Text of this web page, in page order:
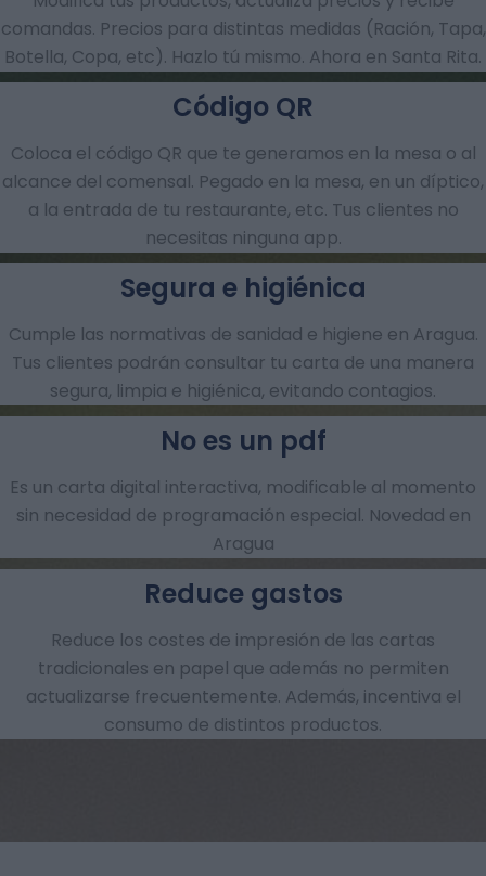
comandas.​ Precios para distintas medidas (Ración, Tapa,
Botella, Copa, etc). Hazlo tú mismo. Ahora en Santa Rita.
Coloca el código QR que te generamos en la mesa o al
alcance del comensal. Pegado en la mesa, en un díptico,
a la entrada de tu restaurante, etc. Tus clientes no
necesitas ninguna app.
Código QR
Cumple las normativas de sanidad e higiene en Aragua.
Tus clientes podrán consultar tu carta de una manera
segura, limpia e higiénica, evitando contagios.
Segura e higiénica
Es un carta digital interactiva, modificable al momento
sin necesidad de programación especial. Novedad en
Aragua
No es un pdf
Reduce los costes de impresión de las cartas
tradicionales en papel que además no permiten
actualizarse frecuentemente. Además, incentiva el
consumo de distintos productos.
Reduce gastos